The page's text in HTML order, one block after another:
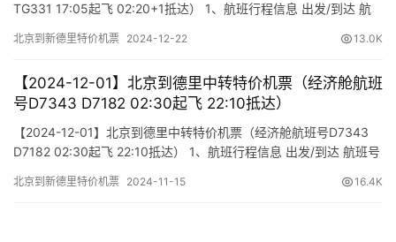
TG331 17:05起飞 02:20+1抵达） 1、航班行程信息 出发/到达 航
(Flight) (class) (Departure Time) (Arrival Time) 出发(T…
北京到新德里特价机票 2024-12-22 13.0K
【2024-12-01】北京到德里中转特价机票（经济舱航班
号D7343 D7182 02:30起飞 22:10抵达）
【2024-12-01】北京到德里中转特价机票（经济舱航班号D7343
D7182 02:30起飞 22:10抵达） 1、航班行程信息 出发/到达 航班号
(Flight) (class) (Departure Time) (Arrival Time) 出发(Tak…
北京到新德里特价机票 2024-11-15 16.4K